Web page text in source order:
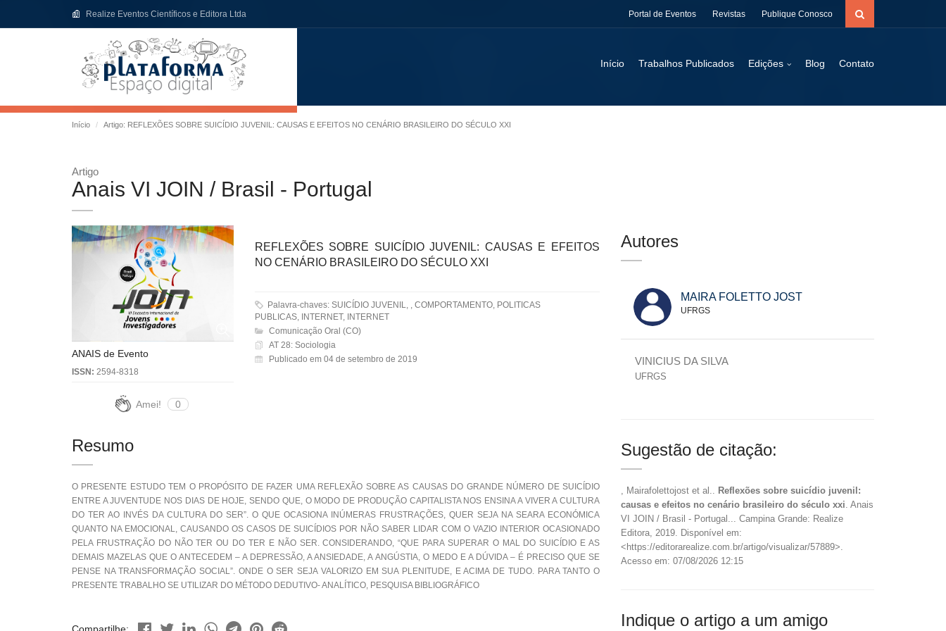
Realize Eventos Científicos e Editora Ltda Portal de Eventos Revistas Publique Conosco
Início Trabalhos Publicados Edições Blog Contato
Início Artigo: REFLEXÕES SOBRE SUICÍDIO JUVENIL: CAUSAS E EFEITOS NO CENÁRIO BRASILEIRO DO SÉCULO XXI
Artigo
Anais VI JOIN / Brasil - Portugal
ANAIS de Evento
ISSN: 2594-8318
Amei! 0
REFLEXÕES SOBRE SUICÍDIO JUVENIL: CAUSAS E EFEITOS
NO CENÁRIO BRASILEIRO DO SÉCULO XXI
Palavra-chaves: SUICÍDIO JUVENIL, , COMPORTAMENTO, POLITICAS
PUBLICAS, INTERNET, INTERNET
Comunicação Oral (CO)
AT 28: Sociologia
Publicado em 04 de setembro de 2019
Resumo
O PRESENTE ESTUDO TEM O PROPÓSITO DE FAZER UMA REFLEXÃO SOBRE AS CAUSAS DO GRANDE NÚMERO DE SUICÍDIO
ENTRE A JUVENTUDE NOS DIAS DE HOJE, SENDO QUE, O MODO DE PRODUÇÃO CAPITALISTA NOS ENSINA A VIVER A CULTURA
DO TER AO INVÉS DA CULTURA DO SER”. O QUE OCASIONA INÚMERAS FRUSTRAÇÕES, QUER SEJA NA SEARA ECONÓMICA
QUANTO NA EMOCIONAL, CAUSANDO OS CASOS DE SUICÍDIOS POR NÃO SABER LIDAR COM O VAZIO INTERIOR OCASIONADO
PELA FRUSTRAÇÃO DO NÃO TER OU DO TER E NÃO SER. CONSIDERANDO, “QUE PARA SUPERAR O MAL DO SUICÍDIO E AS
DEMAIS MAZELAS QUE O ANTECEDEM – A DEPRESSÃO, A ANSIEDADE, A ANGÚSTIA, O MEDO E A DÚVIDA – É PRECISO QUE SE
PENSE NA TRANSFORMAÇÃO SOCIAL”. ONDE O SER SEJA VALORIZO EM SUA PLENITUDE, E ACIMA DE TUDO. PARA TANTO O
PRESENTE TRABALHO SE UTILIZAR DO MÉTODO DEDUTIVO- ANALÍTICO, PESQUISA BIBLIOGRÁFICO
Autores
MAIRA FOLETTO JOST
UFRGS
VINICIUS DA SILVA
UFRGS
Sugestão de citação:
, Mairafolettojost et al.. Reflexões sobre suicídio juvenil:
causas e efeitos no cenário brasileiro do século xxi. Anais
VI JOIN / Brasil - Portugal... Campina Grande: Realize
Editora, 2019. Disponível em:
<https://editorarealize.com.br/artigo/visualizar/57889>.
Acesso em: 07/08/2026 12:15
Indique o artigo a um amigo